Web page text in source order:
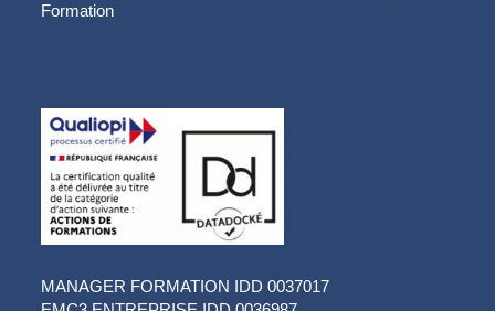
Formation
MANAGER FORMATION IDD 0037017